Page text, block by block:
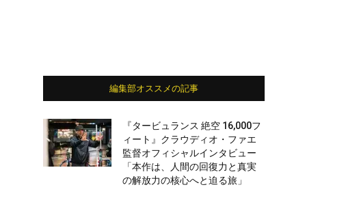
編集部オススメの記事
『タービュランス 絶空 16,000フ
ィート』クラウディオ・ファエ
監督オフィシャルインタビュー
「本作は、人間の回復力と真実
の解放力の核心へと迫る旅」